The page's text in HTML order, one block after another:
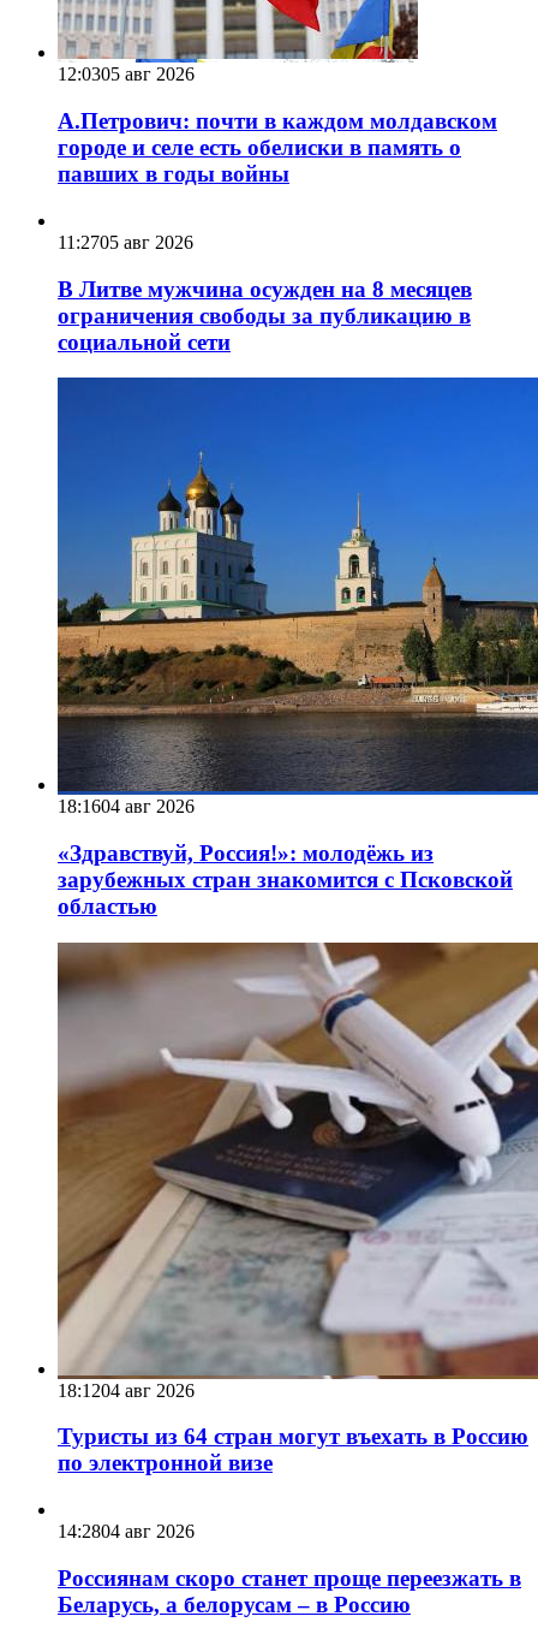
12:0305 авг 2026
А.Петрович: почти в каждом молдавском
городе и селе есть обелиски в память о
павших в годы войны
11:2705 авг 2026
В Литве мужчина осужден на 8 месяцев
ограничения свободы за публикацию в
социальной сети
18:1604 авг 2026
«Здравствуй, Россия!»: молодёжь из
зарубежных стран знакомится с Псковской
областью
18:1204 авг 2026
Туристы из 64 стран могут въехать в Россию
по электронной визе
14:2804 авг 2026
Россиянам скоро станет проще переезжать в
Беларусь, а белорусам – в Россию